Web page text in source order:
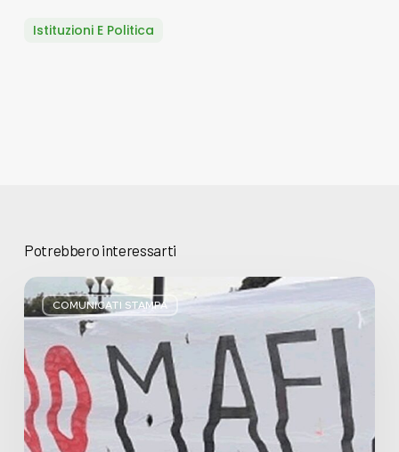
Istituzioni E Politica
Potrebbero interessarti
COMUNICATI STAMPA
Basta
bugie,
Regione
Lombardia
pratica
l’antimafia
solo
a
parole